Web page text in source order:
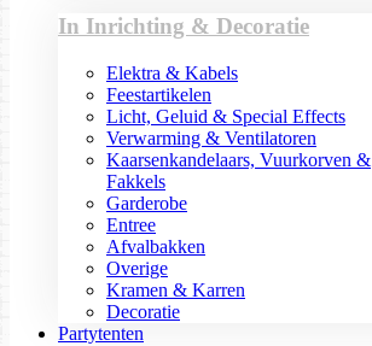
In Inrichting & Decoratie
Elektra & Kabels
Feestartikelen
Licht, Geluid & Special Effects
Verwarming & Ventilatoren
Kaarsenkandelaars, Vuurkorven &
Fakkels
Garderobe
Entree
Afvalbakken
Overige
Kramen & Karren
Decoratie
Partytenten